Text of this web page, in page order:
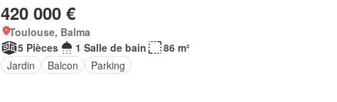
420 000 €
Toulouse, Balma
5 Pièces
1 Salle de bain
86 m²
Jardin
Balcon Parking